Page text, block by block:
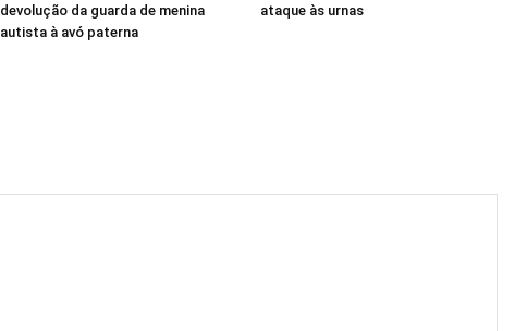
devolução da guarda de menina
autista à avó paterna
ataque às urnas